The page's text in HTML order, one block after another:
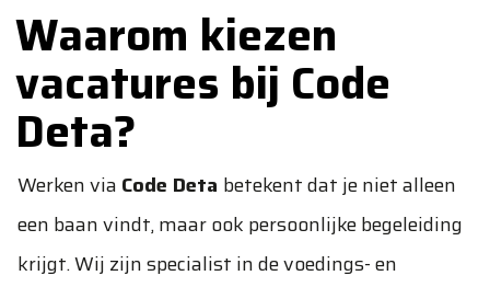
Waarom kiezen
vacatures bij Code
Deta?
Werken via Code Deta betekent dat je niet alleen
een baan vindt, maar ook persoonlijke begeleiding
krijgt. Wij zijn specialist in de voedings- en